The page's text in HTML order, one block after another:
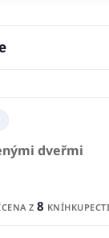
dveřmi
CENA Z 8